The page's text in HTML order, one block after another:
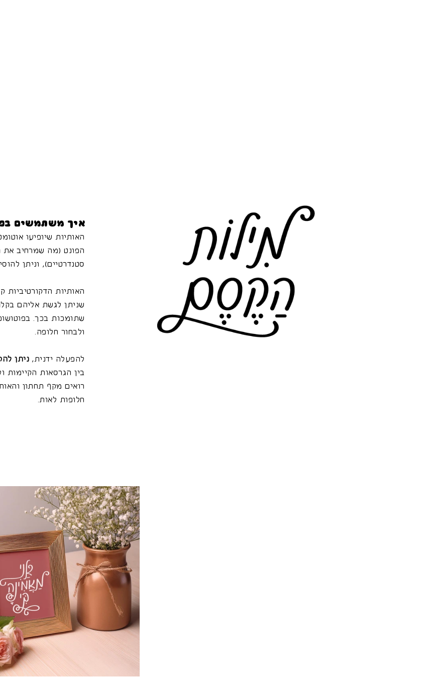
איך משתמשים
האותיות שיופיעו
הפונט (מה שמרחיב את
סטנדרטיים), וניתן
שניתן לגשת אליהם
שתומכות בכך.
ולבחור חלופה.
להפעלה ידנית, ניתן
בין הגרסאות הקיימות
רואים מקף תחתון
חלופות לאות.